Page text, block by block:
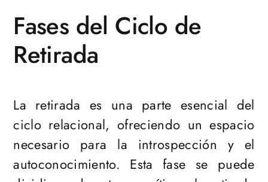
Fases del Ciclo de
Retirada
La retirada es una parte esencial del
ciclo relacional, ofreciendo un espacio
necesario para la introspección y el
autoconocimiento. Esta fase se puede